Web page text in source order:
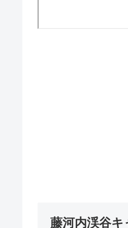
藤河内渓谷